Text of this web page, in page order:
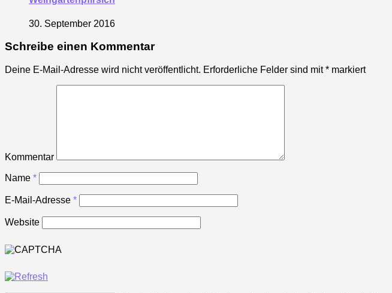
30. September 2016
Schreibe einen Kommentar
Deine E-Mail-Adresse wird nicht veröffentlicht. Erforderliche Felder sind mit* markiert
Kommentar
Name *
E-Mail-Adresse *
Website